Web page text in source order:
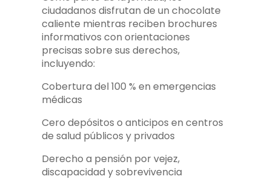
ciudadanos disfrutan de un chocolate
caliente mientras reciben brochures
informativos con orientaciones
precisas sobre sus derechos,
incluyendo:
Cobertura del 100 % en emergencias
médicas
Cero depósitos o anticipos en centros
de salud públicos y privados
Derecho a pensión por vejez,
discapacidad y sobrevivencia